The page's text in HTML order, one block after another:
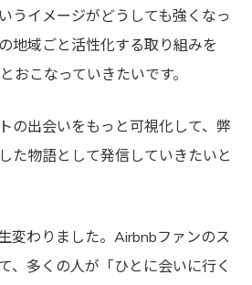
うイメージがどうしても強くなっ
地域ごと活性化する取り組みを
おこなっていきたいです。
の出会いをもっと可視化して、弊
た物語として発信していきたいと
変わりました。Airbnbファンのス
、多くの人が「ひとに会いに行く